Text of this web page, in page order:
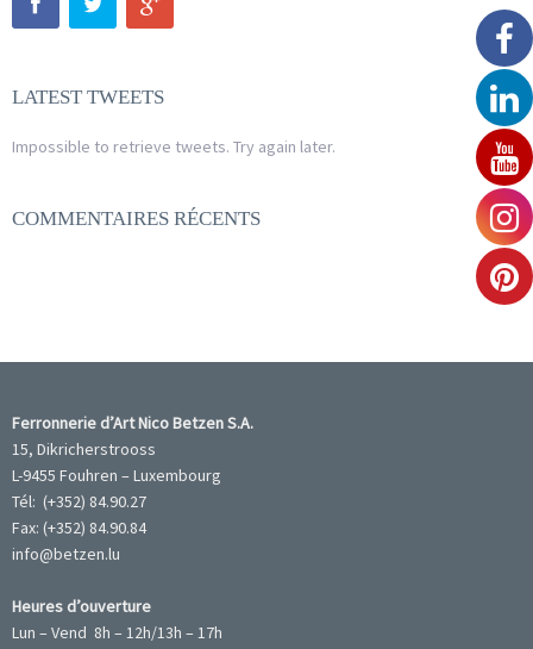
LATEST TWEETS
Impossible to retrieve tweets. Try again later.
COMMENTAIRES RÉCENTS
Ferronnerie d’Art Nico Betzen S.A.
15, Dikricherstrooss
L-9455 Fouhren – Luxembourg
Tél: (+352) 84.90.27
Fax: (+352) 84.90.84
info@betzen.lu
Heures d’ouverture
Lun – Vend 8h – 12h/13h – 17h